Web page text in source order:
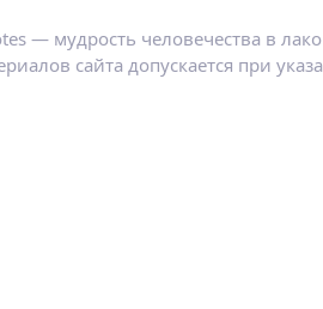
— мудрость человечества в
сайта допускается при